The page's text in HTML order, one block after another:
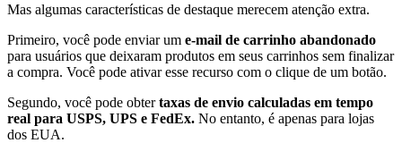
Mas algumas características de destaque merecem atenção extra.
Primeiro, você pode enviar um e-mail de carrinho abandonado
para usuários que deixaram produtos em seus carrinhos sem finalizar
a compra. Você pode ativar esse recurso com o clique de um botão.
Segundo, você pode obtertaxas de envio calculadas em tempo
real para USPS, UPS e FedEx. No entanto, é apenas para lojas
dos EUA.